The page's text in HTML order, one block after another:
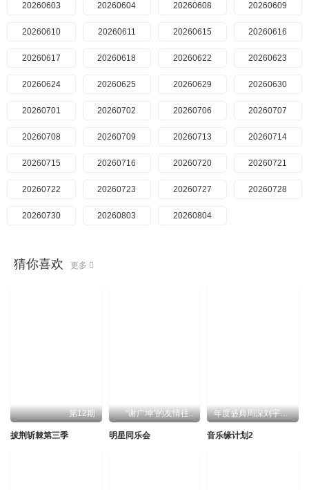
20260603 20260604 20260608 20260609
20260610 20260611 20260615 20260616
20260617 20260618 20260622 20260623
20260624 20260625 20260629 20260630
20260701 20260702 20260706 20260707
20260708 20260709 20260713 20260714
20260715 20260716 20260720 20260721
20260722 20260723 20260727 20260728
20260730 20260803 20260804
猜你喜欢 更多
第12期
披荆斩棘第三季
“谢广坤”的友情往..
明星同乐会
年度盛典周深刘宇宁..
音乐缘计划2